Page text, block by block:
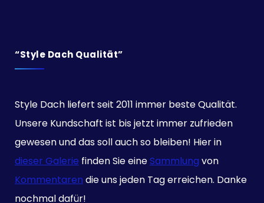
“Style Dach Qualität”
Style Dach liefert seit 2011 immer beste Qualität.
Unsere Kundschaft ist bis jetzt immer zufrieden
gewesen und das soll auch so bleiben! Hier in
dieser Galerie finden Sie eineSammlung von
Kommentaren die uns jeden Tag erreichen. Danke
nochmal dafür!